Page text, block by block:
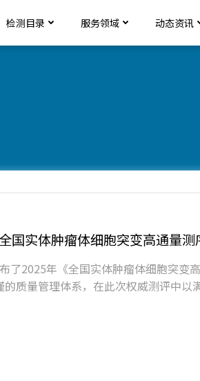
检测目录 服务领域 动态资讯
国实体肿瘤体细胞突变高通量
了2025年《全国实体肿瘤体细胞突变
质量管理体系，在此次权威测评中